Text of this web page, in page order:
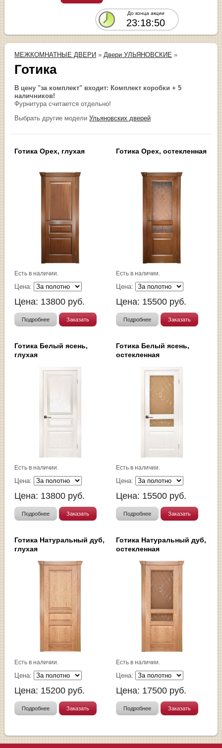
До конца акции
23:18:50
МЕЖКОМНАТНЫЕ ДВЕРИ » Двери УЛЬЯНОВСКИЕ »
Готика
В цену "за комплект" входит: Комплект коробки + 5
наличников!
Фурнитура считается отдельно!
Выбрать другие моделиУльяновских дверей
Готика Орех, глухая
Есть в наличии.
Цена:
Цена: 13800 руб.
Подробнее Заказать
Готика Орех, остекленная
Есть в наличии.
Цена:
Цена: 15500 руб.
Подробнее Заказать
Готика Белый ясень,
глухая
Есть в наличии.
Цена:
Цена: 13800 руб.
Подробнее Заказать
Готика Белый ясень,
остекленная
Есть в наличии.
Цена:
Цена: 15500 руб.
Подробнее Заказать
Готика Натуральный дуб,
глухая
Есть в наличии.
Цена:
Цена: 15200 руб.
Подробнее Заказать
Готика Натуральный дуб,
остекленная
Есть в наличии.
Цена:
Цена: 17500 руб.
Подробнее Заказать